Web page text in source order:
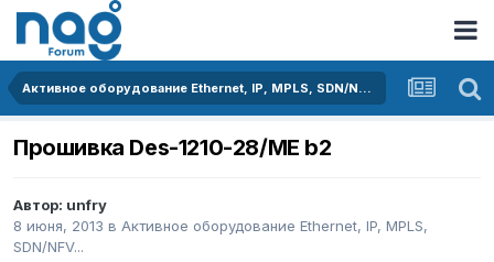
Активное оборудование Ethernet, IP, MPLS, SDN/NFV...
Прошивка Des-1210-28/ME b2
Автор: unfry
8 июня, 2013 в Активное оборудование Ethernet, IP, MPLS,
SDN/NFV...